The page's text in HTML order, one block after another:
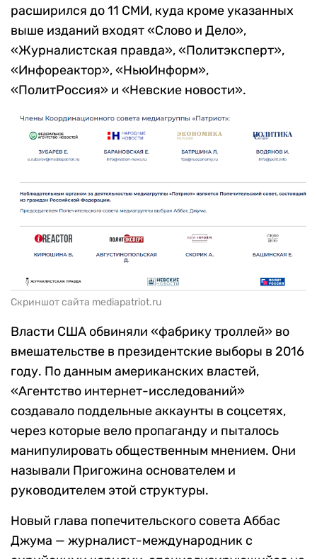
расширился до 11 СМИ, куда кроме указанных
выше изданий входят «Слово и Дело»,
«Журналистская правда», «Политэксперт»,
«Инфореактор», «НьюИнформ»,
«ПолитРоссия» и «Невские новости».
Скриншот сайта mediapatriot.ru
Власти США обвиняли «фабрику троллей» во
вмешательстве в президентские выборы в 2016
году. По данным американских властей,
«Агентство интернет-исследований»
создавало поддельные аккаунты в соцсетях,
через которые вело пропаганду и пыталось
манипулировать общественным мнением. Они
называли Пригожина основателем и
руководителем этой структуры.
Новый глава попечительского совета Аббас
Джума — журналист-международник с